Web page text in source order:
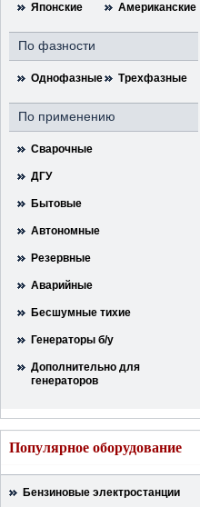
Японские Американские
По фазности
Однофазные Трехфазные
По применению
Сварочные
ДГУ
Бытовые
Автономные
Резервные
Аварийные
Бесшумные тихие
Генераторы б/у
Дополнительно для
генераторов
Популярное оборудование
Бензиновые электростанции